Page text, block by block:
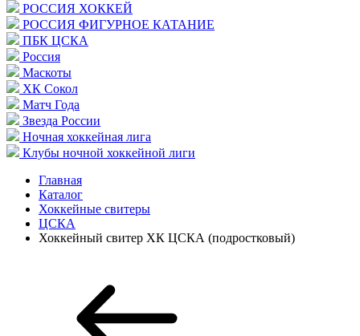
РОССИЯ ХОККЕЙ
РОССИЯ ФИГУРНОЕ КАТАНИЕ
ПБК ЦСКА
Россия
Маскоты
ХК Сокол
Матч Года
Звезда России
Ночная хоккейная лига
Клубы ночной хоккейной лиги
Главная
Каталог
Хоккейные свитеры
ЦСКА
Хоккейный свитер ХК ЦСКА (подростковый)